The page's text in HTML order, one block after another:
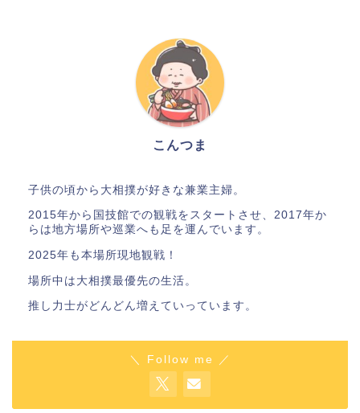
こんつま
子供の頃から大相撲が好きな兼業主婦。
2015年から国技館での観戦をスタートさせ、2017年か
らは地方場所や巡業へも足を運んでいます。
2025年も本場所現地観戦！
場所中は大相撲最優先の生活。
推し力士がどんどん増えていっています。
＼ Follow me ／